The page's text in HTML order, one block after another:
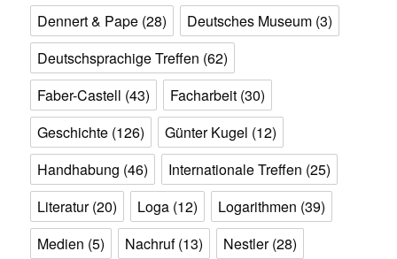
Dennert & Pape (28) Deutsches Museum (3)
Deutschsprachige Treffen (62)
Faber-Castell (43) Facharbeit (30)
Geschichte (126) Günter Kugel (12)
Handhabung (46) Internationale Treffen (25)
Literatur(20) Loga (12) Logarithmen (39)
Medien (5) Nachruf(13) Nestler(28)